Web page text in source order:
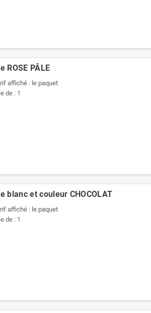
ROSE PÂLE
affiché : le paquet
de : 1
blanc et couleur CHOCOLAT
affiché : le paquet
de : 1